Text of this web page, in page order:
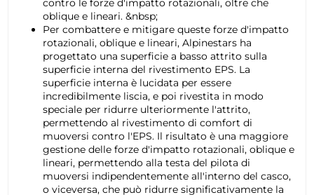
oblique e lineari. &nbsp;
Per combattere e mitigare queste forze d'impatto
rotazionali, oblique e lineari, Alpinestars ha
progettato una superficie a basso attrito sulla
superficie interna del rivestimento EPS. La
superficie interna è lucidata per essere
incredibilmente liscia, e poi rivestita in modo
speciale per ridurre ulteriormente l'attrito,
permettendo al rivestimento di comfort di
muoversi contro l'EPS. Il risultato è una maggiore
gestione delle forze d'impatto rotazionali, oblique e
lineari, permettendo alla testa del pilota di
muoversi indipendentemente all'interno del casco,
o viceversa, che può ridurre significativamente la